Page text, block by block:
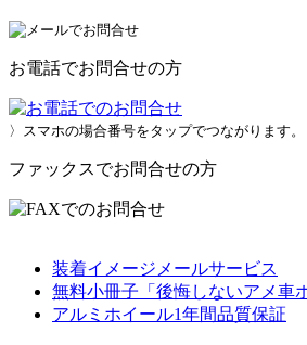
お電話でお問合せの方
〉スマホの場合番号をタップでつながります。
ファックスでお問合せの方
装着イメージメールサービス
無料小冊子「後悔しないアメ車
アルミホイール1年間品質保証